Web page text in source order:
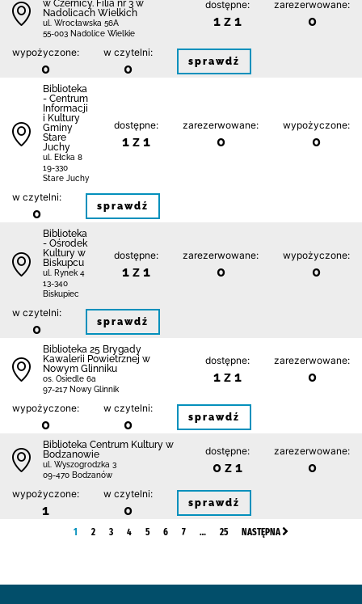
w Czernicy. Filia nr 3 w
Nadolicach Wielkich
ul. Wrocławska 56A
55-003 Nadolice Wielkie
dostępne:
1 z 1
zarezerwowane:
0
wypożyczone:
0
w czytelni:
0 sprawdź
Biblioteka
- Centrum
Informacji
i Kultury
Gminy
Stare
Juchy
ul. Ełcka 8
19-330
Stare Juchy
dostępne:
1 z 1
zarezerwowane:
0
wypożyczone:
0
w czytelni:
0 sprawdź
Biblioteka
- Ośrodek
Kultury w
Biskupcu
ul. Rynek 4
13-340
Biskupiec
dostępne:
1 z 1
zarezerwowane:
0
wypożyczone:
0
w czytelni:
0 sprawdź
Biblioteka 25 Brygady
Kawalerii Powietrznej w
Nowym Glinniku
os. Osiedle 6a
97-217 Nowy Glinnik
dostępne:
1 z 1
zarezerwowane:
0
wypożyczone:
0
w czytelni:
0 sprawdź
Biblioteka Centrum Kultury w
Bodzanowie
ul. Wyszogrodzka 3
09-470 Bodzanów
dostępne:
0 z 1
zarezerwowane:
0
wypożyczone:
1
w czytelni:
0 sprawdź
1 2 3 4 5 6 7 … 25 NASTĘPNA